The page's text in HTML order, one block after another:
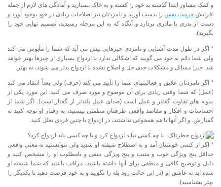
و کمک مشاور ابتدا گذشته بد خود را کشته و به خاک بسپارید و آمادگی های لازم از جمله
افزایشحرمت نفسرا بدست آورید و نامزدتان نیز اصلاحات زیادی در خود بوجود آورد و
دست از پدری یا مادری بردارد و آنگاه که به این مرحله رسیدید، تصمیم نهایی خود را
بگیرید).
* اگر در طول مدت آشنایی و نامزدی چیزهایی پیش می آید که شما را مأیوس می کند
ولی شما دائم به خود می گویید که اشکالی ندارد با ازدواج بسیاری از چیزها بهتر خواهد
شد. خیر! مسائل و مشکلات جدی حل و اصلاح نشده با ازدواج بدتر می شوند، نه بهتر.
* اگر نامزدتان علایق و فعالیتهای شما را تأیید می کند (حرف) ولی بعداً انتقاد می کند
(عمل) که شما وقتی زیادی برای آن موضوع و مورد صرف می کنید. این مورد یکی از
نمونه های تفاوت گفتار و عمل است (صدای عمل بلندتر از گفتار است). اگر شما از
احساسات و افکار و مقاصد واقعی طرفتان مطمئن نیستید، به رفتار او توجه کنید نه
گفتارش. و اگر آنها با هم همخوانی نداشتند، در ازدواج با چنین فردی تعلل کنید.
* اگر از کسی خوشتان آمد و به اصطلاح شیفته او شدید ولی نتوانستید به معنی واقعی
حداقل پنج ویژگی خوب و مثبت و پنج ویژگی منفی و نامطلوب او را مشخص کنید و
دلیل و توضیح کافی و منطقی برای آنها داشته باشید، مراقب باشید که شما شیفته او
شده اید نه عاشق او (در این حالت زود بله را نگویید و به خود فرصت دهید تا یکدیگر را
بهتر بشناسید).